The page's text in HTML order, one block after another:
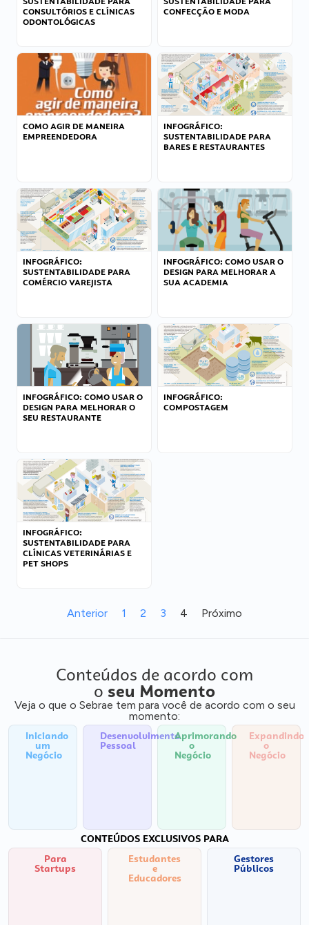
CONSULTÓRIOS E CLÍNICAS
ODONTOLÓGICAS
CONFECÇÃO E MODA
COMO AGIR DE MANEIRA
EMPREENDEDORA
INFOGRÁFICO:
SUSTENTABILIDADE PARA
BARES E RESTAURANTES
INFOGRÁFICO:
SUSTENTABILIDADE PARA
COMÉRCIO VAREJISTA
INFOGRÁFICO: COMO USAR O
DESIGN PARA MELHORAR A
SUA ACADEMIA
INFOGRÁFICO: COMO USAR O
DESIGN PARA MELHORAR O
SEU RESTAURANTE
INFOGRÁFICO:
COMPOSTAGEM
INFOGRÁFICO:
SUSTENTABILIDADE PARA
CLÍNICAS VETERINÁRIAS E
PET SHOPS
Anterior 1 2 3 4 Próximo
Conteúdos de acordo com
o seu Momento
Veja o que o Sebrae tem para você de acordo com o seu
momento:
Iniciando
um
Negócio
Desenvolvimento
Pessoal
Aprimorando
o
Negócio
Expandindo
o
Negócio
CONTEÚDOS EXCLUSIVOS PARA
Para
Startups
Estudantes
e
Educadores
Gestores
Públicos